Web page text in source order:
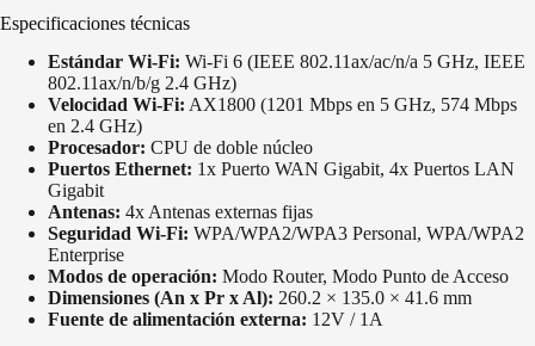
Especificaciones técnicas
Estándar Wi-Fi: Wi-Fi 6 (IEEE 802.11ax/ac/n/a 5 GHz, IEEE
802.11ax/n/b/g 2.4 GHz)
Velocidad Wi-Fi: AX1800 (1201 Mbps en 5 GHz, 574 Mbps
en 2.4 GHz)
Procesador: CPU de doble núcleo
Puertos Ethernet: 1x Puerto WAN Gigabit, 4x Puertos LAN
Gigabit
Antenas: 4x Antenas externas fijas
Seguridad Wi-Fi: WPA/WPA2/WPA3 Personal, WPA/WPA2
Enterprise
Modos de operación: Modo Router, Modo Punto de Acceso
Dimensiones (An x Pr x Al): 260.2 × 135.0 × 41.6 mm
Fuente de alimentación externa: 12V / 1A